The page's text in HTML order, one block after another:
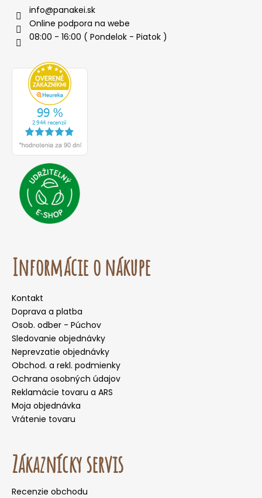
info@panakei.sk
Online podpora na webe
08:00 - 16:00 ( Pondelok - Piatok )
Informácie o nákupe
Kontakt
Doprava a platba
Osob. odber - Púchov
Sledovanie objednávky
Neprevzatie objednávky
Obchod. a rekl. podmienky
Ochrana osobných údajov
Reklamácie tovaru a ARS
Moja objednávka
Vrátenie tovaru
Zákaznícky servis
Recenzie obchodu